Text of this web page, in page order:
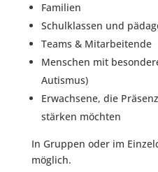
Familien
Schulklassen und
Teams & Mitarbeitende
Menschen mit
Autismus)
Erwachsene, die
stärken möchten
In Gruppen oder im
möglich.